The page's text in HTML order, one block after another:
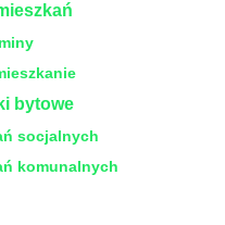
bytowe
socjalnych
komunalnych